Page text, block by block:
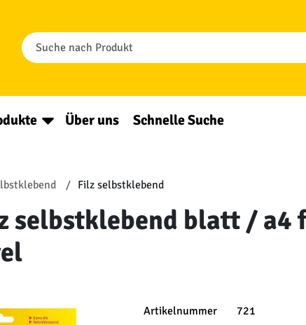
Über uns Schnelle Suche
Filz selbstklebend
selbstklebend blatt / a4
Artikelnummer
721